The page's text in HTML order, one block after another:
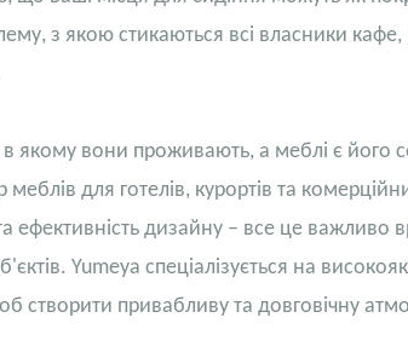
з якою стикаються всі власники кафе,
в якому вони проживають, а меблі є його
для готелів, курортів та
ефективність дизайну – все це важливо
Yumeya спеціалізується на
створити привабливу та довговічну